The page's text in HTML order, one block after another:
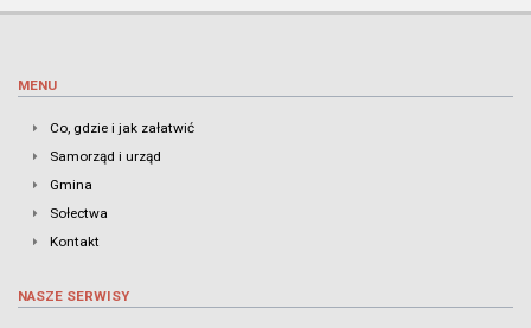
MENU
Co, gdzie i jak załatwić
Samorząd i urząd
Gmina
Sołectwa
Kontakt
NASZE SERWISY